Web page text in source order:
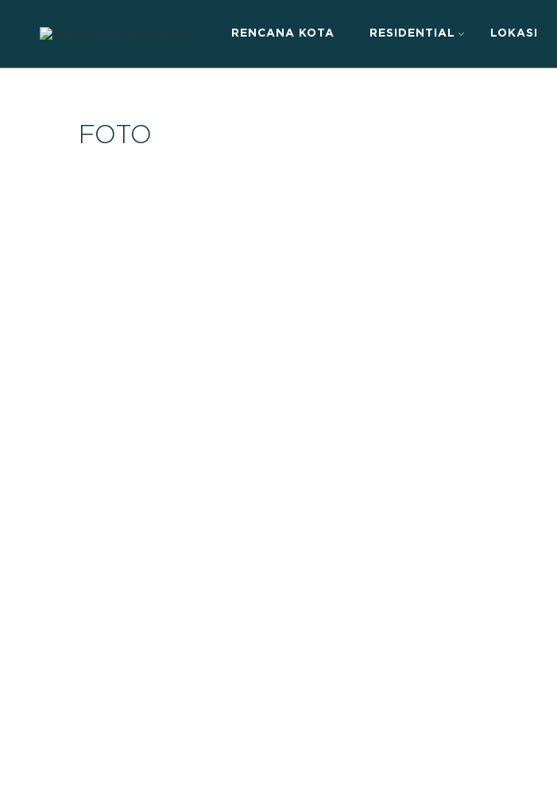
RENCANA KOTA RESIDENTIAL LOKASI
FOTO